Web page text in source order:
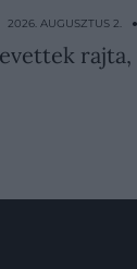
2026. AUGUSZTUS 2.